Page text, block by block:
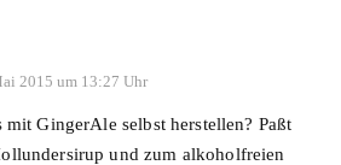
2015 um 13:27 Uhr
mit GingerAle selbst herstellen? Paßt
und zum alkoholfreien